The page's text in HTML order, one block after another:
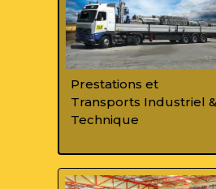
Prestations et
Transports Industriel &
Technique